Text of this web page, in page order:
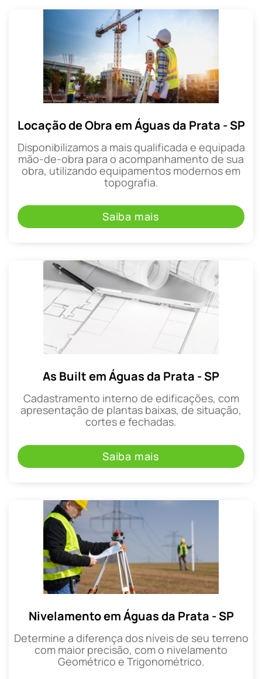
Locação de Obra em Águas da Prata - SP
Disponibilizamos a mais qualificada e equipada
mão-de-obra para o acompanhamento de sua
obra, utilizando equipamentos modernos em
topografia.
Saiba mais
As Built em Águas da Prata - SP
Cadastramento interno de edificações, com
apresentação de plantas baixas, de situação,
cortes e fechadas.
Saiba mais
Nivelamento em Águas da Prata - SP
Determine a diferença dos níveis de seu terreno
com maior precisão, com o nivelamento
Geométrico e Trigonométrico.